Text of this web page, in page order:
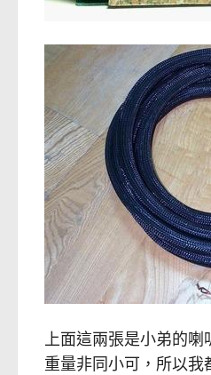
上面這兩張是小弟的喇
重量非同小可，所以我